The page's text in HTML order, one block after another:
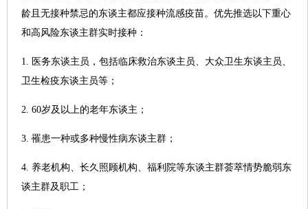
龄且无接种禁忌的东谈主都应接种流感疫苗。优先推选以下重心
和高风险东谈主群实时接种：
1. 医务东谈主员，包括临床救治东谈主员、大众卫生东谈主员、
卫生检疫东谈主员等；
2. 60岁及以上的老年东谈主；
3. 罹患一种或多种慢性病东谈主群；
4. 养老机构、长久照顾机构、福利院等东谈主群荟萃情势脆弱东
谈主群及职工；